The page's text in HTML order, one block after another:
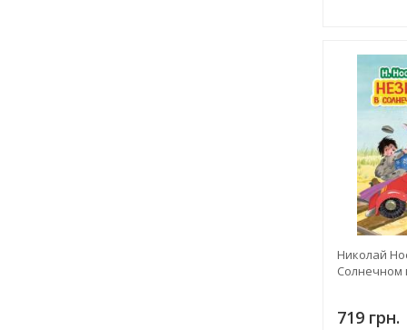
Николай
Солнечном
719 грн.